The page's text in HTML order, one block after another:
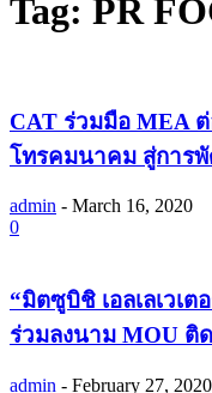
Tag: PR
CAT ร่วมมือ MEA
โทรคมนาคม สู่การ
admin - March 16, 2020
0
“มิตซูบิชิ เอลเลเวเ
ร่วมลงนาม MOU ติ
admin - February 27, 2020